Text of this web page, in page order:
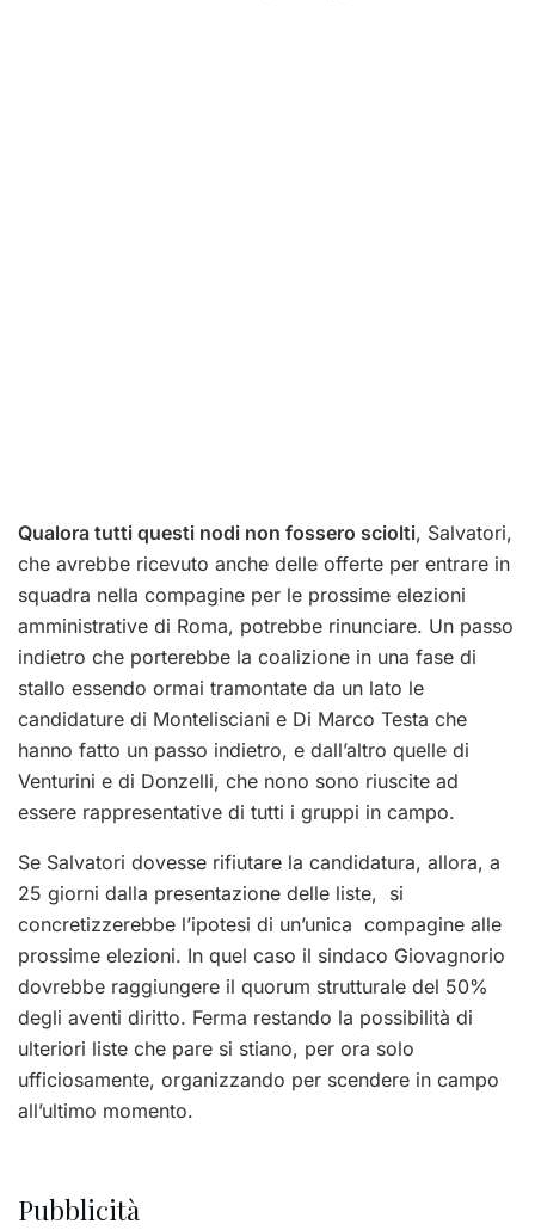
Qualora tutti questi nodi non fossero sciolti, Salvatori,
che avrebbe ricevuto anche delle offerte per entrare in
squadra nella compagine per le prossime elezioni
amministrative di Roma, potrebbe rinunciare. Un passo
indietro che porterebbe la coalizione in una fase di
stallo essendo ormai tramontate da un lato le
candidature di Montelisciani e Di Marco Testa che
hanno fatto un passo indietro, e dall’altro quelle di
Venturini e di Donzelli, che nono sono riuscite ad
essere rappresentative di tutti i gruppi in campo.
Se Salvatori dovesse rifiutare la candidatura, allora, a
25 giorni dalla presentazione delle liste, si
concretizzerebbe l’ipotesi di un’unica compagine alle
prossime elezioni. In quel caso il sindaco Giovagnorio
dovrebbe raggiungere il quorum strutturale del 50%
degli aventi diritto. Ferma restando la possibilità di
ulteriori liste che pare si stiano, per ora solo
ufficiosamente, organizzando per scendere in campo
all’ultimo momento.
Pubblicità